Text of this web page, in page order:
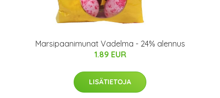
Marsipaanimunat Vadelma - 24% alennus
1.89 EUR
LISÄTIETOJA